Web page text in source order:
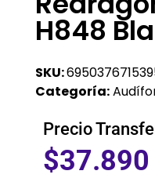
H848
SKU:
Categoría:
Precio
$37.890